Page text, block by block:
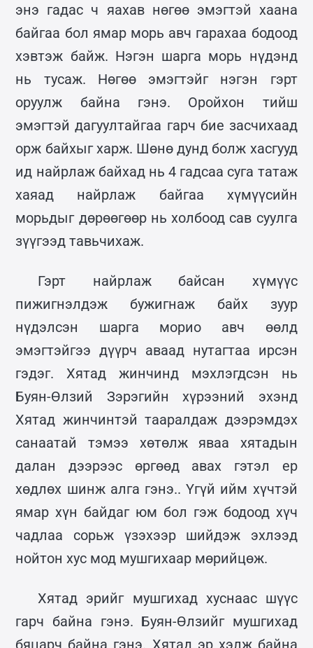
энэ гадас ч яахав нөгөө эмэгтэй хаана
байгаа бол ямар морь авч гарахаа бодоод
хэвтэж байж. Нэгэн шарга морь нүдэнд
нь тусаж. Нөгөө эмэгтэйг нэгэн гэрт
оруулж байна гэнэ. Оройхон тийш
эмэгтэй дагуултайгаа гарч бие засчихаад
орж байхыг харж. Шөнө дунд болж хасгууд
ид найрлаж байхад нь 4 гадсаа суга татаж
хаяад найрлаж байгаа хүмүүсийн
морьдыг дөрөөгөөр нь холбоод сав суулга
зүүгээд тавьчихаж.
Гэрт найрлаж байсан хүмүүс
пижигнэлдэж бужигнаж байх зуур
нүдэлсэн шарга морио авч өөлд
эмэгтэйгээ дүүрч аваад нутагтаа ирсэн
гэдэг. Хятад жинчинд мэхлэгдсэн нь
Буян-Өлзий Зэрэгийн хүрээний эхэнд
Хятад жинчинтэй тааралдаж дээрэмдэх
санаатай тэмээ хөтөлж яваа хятадын
далан дээрээс өргөөд авах гэтэл ер
хөдлөх шинж алга гэнэ.. Үгүй ийм хүчтэй
ямар хүн байдаг юм бол гэж бодоод хүч
чадлаа сорьж үзэхээр шийдэж эхлээд
нойтон хус мод мушгихаар мөрийцөж.
Хятад эрийг мушгихад хуснаас шүүс
гарч байна гэнэ. Буян-Өлзийг мушгихад
бяцарч байна гэнэ. Хятад эр хэлж байна